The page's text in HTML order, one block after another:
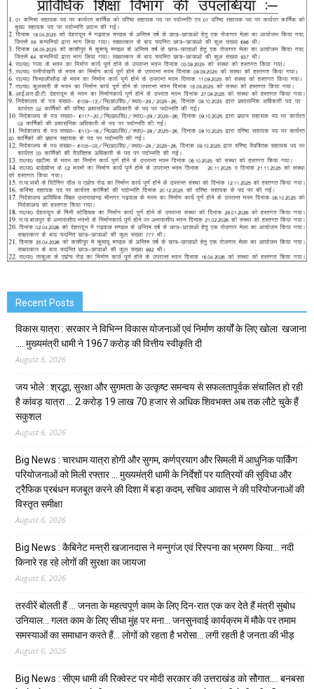
Recent Posts
विकास यात्रा : सरकार ने विभिन्न विकास योजनाओं एवं निर्माण कार्यों के लिए खोला खजाना
…. मुख्यमंत्री धामी ने ₹1967 करोड़ की वित्तीय स्वीकृति दी
August 6, 2026
जय भोले : श्रद्धा, सुरक्षा और सुगमता के उत्कृष्ट समन्वय से सफलतापूर्वक संचालित हो रही
है कांवड़ यात्रा … 2 करोड़ 19 लाख 70 हजार से अधिक शिवभक्त अब तक लौटे चुके हैं
सकुशल
August 6, 2026
Big News : चारधाम यात्रा होगी और सुगम, कर्णप्रयाग और सिमली में आधुनिक पार्किंग
परियोजनाओं को मिली रफ्तार … मुख्यमंत्री धामी के निर्देशों पर यात्रियों की सुविधा और
ट्रैफिक प्रबंधन मजबूत करने की दिशा में बड़ा कदम, सचिव आवास ने की परियोजनाओं की
विस्तृत समीक्षा
August 6, 2026
Big News : कैबिनेट मन्त्री खजानदास ने मन्नुगंज एवं रिस्पना का भ्रमण किया… नदी
किनारे रह रहे लोगों की सुरक्षा का जायजा
August 6, 2026
तस्वीरें बोलती हैं … जनता के महत्वपूर्ण काम के लिए दिन-रात एक कर देते हैं मंत्री सुबोध
उनियाल… गलत काम के लिए सीधा मुंह पर मना… जनसुनवाई कार्यक्रम में मौके पर तमाम
समस्याओं का समाधान करते हैं… लोगों को रहता है भरोसा… लगी रहती है जनता की भीड़
August 6, 2026
Big News : सीएम धामी की रिक्वेस्ट पर मोदी सरकार की उत्तराखंड को सौगात…. बनबसा